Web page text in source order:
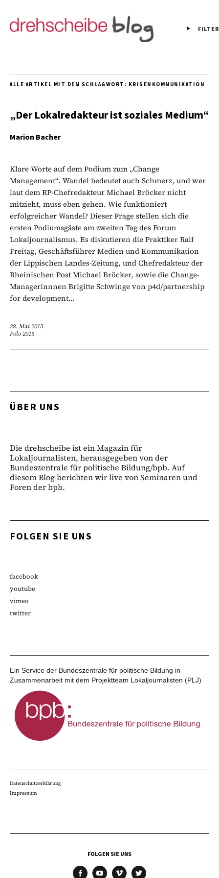
FILTER
ALLE ARTIKEL MIT DEM SCHLAGWORT: KRISENKOMMUNIKATION
„Der Lokalredakteur ist soziales Medium“
Marion Bacher
Klare Worte auf dem Podium zum „Change
Management“. Wandel bedeutet auch Schmerz, und wer
laut dem RP-Chefredakteur Michael Bröcker nicht
mitzieht, muss eben gehen. Wie funktioniert
erfolgreicher Wandel? Dieser Frage stellen sich die
ersten Podiumsgäste am zweiten Tag des Forum
Lokaljournalismus. Es diskutieren die Praktiker Ralf
Freitag, Geschäftsführer Medien und Kommunikation
der Lippischen Landes-Zeitung, und Chefredakteur der
Rheinischen Post Michael Bröcker, sowie die Change-
Managerinnnen Brigitte Schwinge von p4d/partnership
for development...
28. Mai 2015
Folo 2015
ÜBER UNS
Die drehscheibe ist ein Magazin für
Lokaljournalisten, herausgegeben von der
Bundeszentrale für politische Bildung/bpb. Auf
diesem Blog berichten wir live von Seminaren und
Foren der bpb.
FOLGEN SIE UNS
facebook
youtube
vimeo
twitter
Ein Service der Bundeszentrale für politische Bildung in
Zusammenarbeit mit dem Projektteam Lokaljournalisten (PLJ)
Datenschutzerklärung
Impressum
FOLGEN SIE UNS